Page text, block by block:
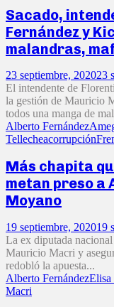
Sacado,
Fernández y
malandras,
23 septiembre, 202023
El intendente de
la gestión de Mauricio
todos una manga de
Alberto Fernández
Tellecheacorrupción
Más chapita
metan preso a
Moyano
19 septiembre, 202019
La ex diputada
Mauricio Macri y
redobló la apuesta...
Alberto FernándezElisa
Macri